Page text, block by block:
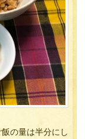
の量は半分にし